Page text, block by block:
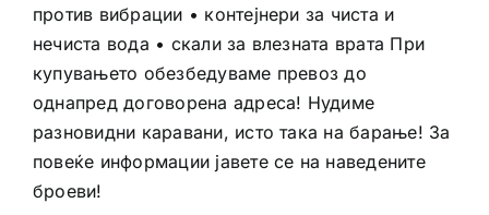
против вибрации • контејнери за чиста и
нечиста вода • скали за влезната врата При
купувањето обезбедуваме превоз до
однапред договорена адреса! Нудиме
разновидни каравани, исто така на барање! За
повеќе информации јавете се на наведените
броеви!